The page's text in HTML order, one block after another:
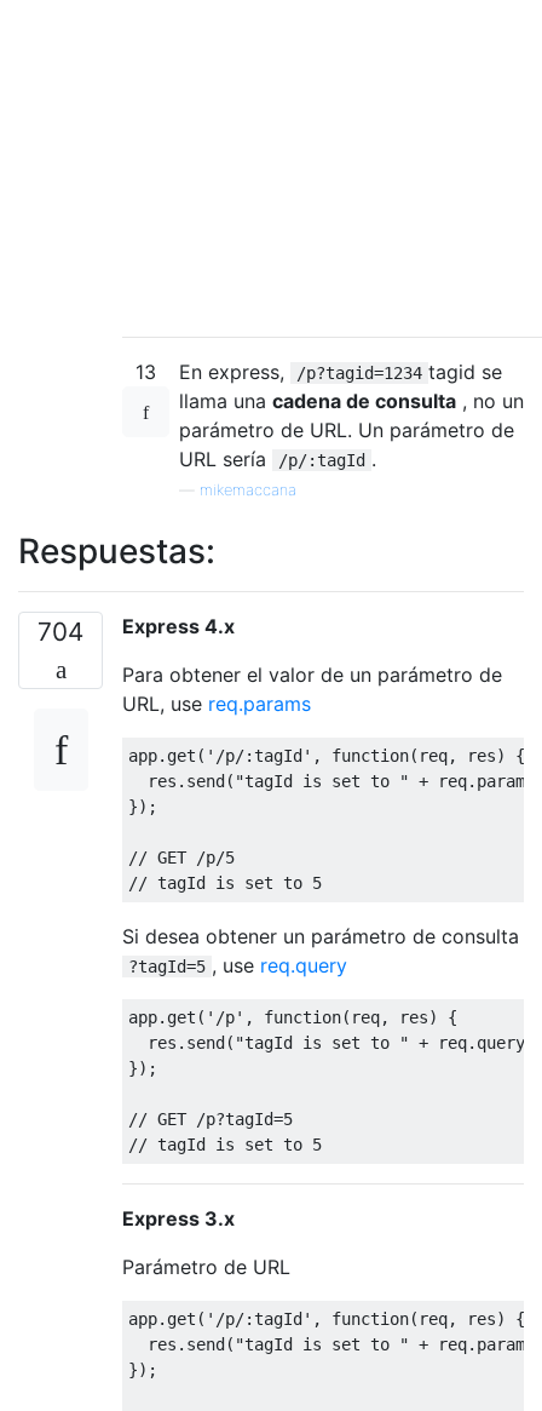
13 En express, /p?tagid=1234 tagid se
llama una cadena de consulta , no un
parámetro de URL. Un parámetro de
URL sería
/p/:tagId .
mikemaccana
Respuestas:
704
Express 4.x
Para obtener el valor de un parámetro de
URL, use req.params
app. get ( '/p/:tagId' , function( req, res)
{
  res
. send( "tagId is set to " + req. params
});
// GET /p/5
// tagId is set to 5
Si desea obtener un parámetro de consulta
?tagId=5 , use req.query
app. get ( '/p' , function( req, res)
{
  res
. send( "tagId is set to " + req. query
});
// GET /p?tagId=5
// tagId is set to 5
Express 3.x
Parámetro de URL
app. get ( '/p/:tagId' , function( req, res)
{
  res
. send( "tagId is set to " + req. param
});